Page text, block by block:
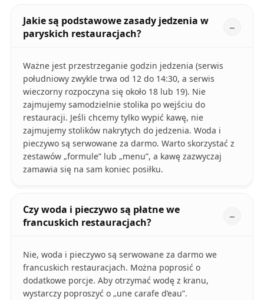
Jakie są podstawowe zasady jedzenia w
paryskich restauracjach?
Ważne jest przestrzeganie godzin jedzenia (serwis
południowy zwykle trwa od 12 do 14:30, a serwis
wieczorny rozpoczyna się około 18 lub 19). Nie
zajmujemy samodzielnie stolika po wejściu do
restauracji. Jeśli chcemy tylko wypić kawę, nie
zajmujemy stolików nakrytych do jedzenia. Woda i
pieczywo są serwowane za darmo. Warto skorzystać z
zestawów „formule” lub „menu”, a kawę zazwyczaj
zamawia się na sam koniec posiłku.
Czy woda i pieczywo są płatne we
francuskich restauracjach?
Nie, woda i pieczywo są serwowane za darmo we
francuskich restauracjach. Można poprosić o
dodatkowe porcje. Aby otrzymać wodę z kranu,
wystarczy poproszyć o „une carafe d’eau”.